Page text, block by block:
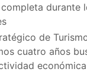
durante
de
cuatro años